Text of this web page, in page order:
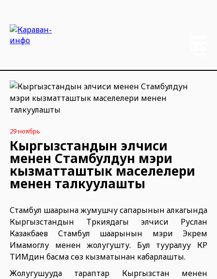
29 ноябрь
Кыргызстандын элчиси
менен Стамбулдун мэри
кызматташтык маселелери
менен талкуулашты
Стамбул шаарына жумушчу сапарынын алкагында
Кыргызстандын Түркиядагы элчиси Руслан
Казакбаев Стамбул шаарынын мэри Экрем
Имамоглу менен жолугушту. Бул тууралуу КР
ТИМдин басма сөз кызматынан кабарлашты.
Жолугушууда тараптар Кыргызстан менен